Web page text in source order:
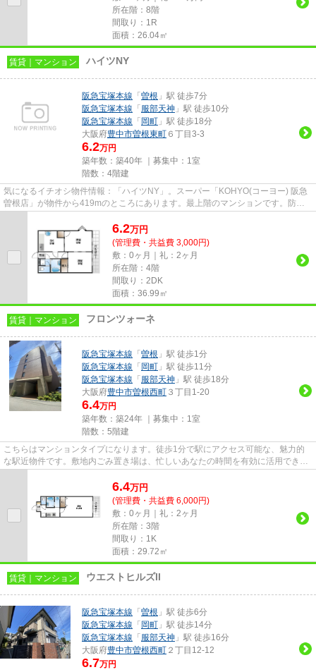
所在階：8階
間取り：1R
面積：26.04㎡
賃貸｜マンション ハイツNY
阪急宝塚本線 「 曽根 」駅 徒歩7分
阪急宝塚本線 「 服部天神 」駅 徒歩10分
阪急宝塚本線 「 岡町 」駅 徒歩18分
大阪府豊中市曽根東町 ６丁目3-3
6.2万円
築年数：築40年 ｜募集中： 1室
階数：4階建
気になるイチオシ物件情報：「ハイツNY」。スーパー「KOHYO(コーヨー) 阪急
曽根店」が物件から419mのところにあります。最上階のマンションです。防犯
6.2万円
(管理費・共益費 3,000円)
敷：0ヶ月｜礼：2ヶ月
所在階：4階
間取り：2DK
面積：36.99㎡
賃貸｜マンション フロンツォーネ
阪急宝塚本線 「 曽根 」駅 徒歩1分
阪急宝塚本線 「 岡町 」駅 徒歩11分
阪急宝塚本線 「 服部天神 」駅 徒歩18分
大阪府豊中市曽根西町 ３丁目1-20
6.4万円
築年数：築24年 ｜募集中： 1室
階数：5階建
こちらはマンションタイプになります。徒歩1分で駅にアクセス可能な、魅力的
な駅近物件です。敷地内ごみ置き場は、忙しいあなたの時間を有効に活用できま
6.4万円
(管理費・共益費 6,000円)
敷：0ヶ月｜礼：2ヶ月
所在階：3階
間取り：1K
面積：29.72㎡
賃貸｜マンション ウエストヒルズII
阪急宝塚本線 「 曽根 」駅 徒歩6分
阪急宝塚本線 「 岡町 」駅 徒歩14分
阪急宝塚本線 「 服部天神 」駅 徒歩16分
大阪府豊中市曽根西町 ２丁目12-12
6.7万円